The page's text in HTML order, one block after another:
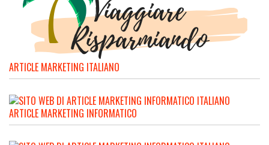
ARTICLE MARKETING ITALIANO
ARTICLE MARKETING INFORMATICO